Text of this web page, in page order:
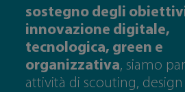
sostegno degli
innovazione digitale,
tecnologica, green e
organizzativa, siamo
attività di scouting,